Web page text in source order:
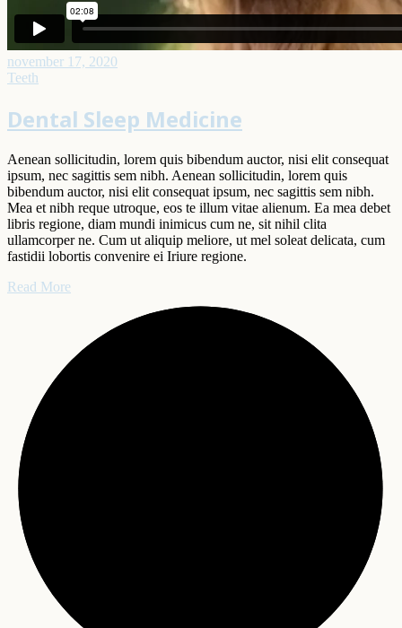
november 17, 2020
Teeth
Dental Sleep Medicine
Aenean sollicitudin, lorem quis bibendum auctor, nisi elit consequat
ipsum, nec sagittis sem nibh. Aenean sollicitudin, lorem quis
bibendum auctor, nisi elit consequat ipsum, nec sagittis sem nibh.
Mea et nibh reque utroque, eos te illum vitae alienum. Ea mea debet
libris regione, diam mundi inimicus cum ne, sit nihil clita
ullamcorper ne. Cum ut aliquip meliore, ut mel soleat delicata, cum
fastidii lobortis convenire ei Iriure regione.
Read More